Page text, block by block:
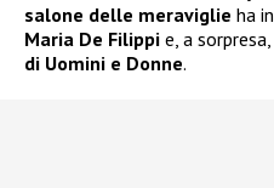
salone delle meraviglie ha
Maria De Filippi e, a sorpresa,
di Uomini e Donne.